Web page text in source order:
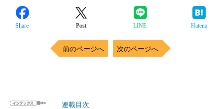
Share Post LINE Hatena
前のページへ 次のページへ
連載目次